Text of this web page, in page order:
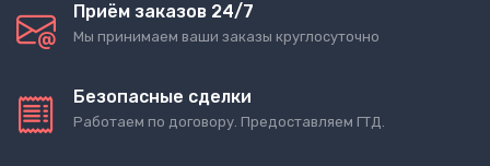
Приём заказов 24/7
Мы принимаем ваши заказы круглосуточно
Безопасные сделки
Работаем по договору. Предоставляем ГТД.